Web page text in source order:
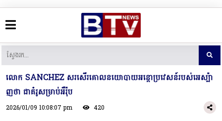
លោក SANCHEZ សរសើរគោលនយោបាយអន្តោប្រវេសន៍របស់អេស្ប៉ា
ញថា ជាគំរូសម្រាប់អឺរ៉ុប
2026/01/09 10:08:07 pm 420